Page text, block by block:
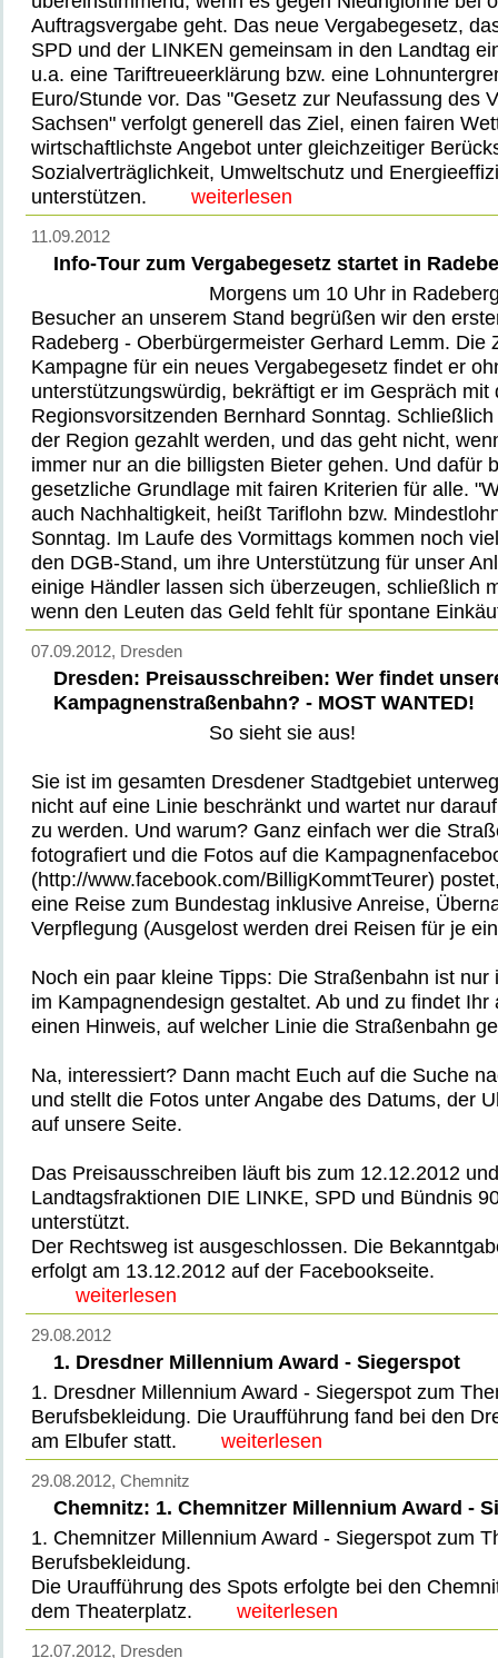
Auftragsvergabe geht. Das neue Vergabegesetz,
SPD und der LINKEN gemeinsam in den Landtag
u.a. eine Tariftreueerklärung bzw. eine
Euro/Stunde vor. Das "Gesetz zur Neufassung des
Sachsen" verfolgt generell das Ziel, einen fairen
wirtschaftlichste Angebot unter gleichzeitiger
Sozialverträglichkeit, Umweltschutz und
unterstützen.
weiterlesen
11.09.2012
Info-Tour zum Vergabegesetz startet in
Morgens um 10 Uhr in
Besucher an unserem Stand begrüßen wir den
Radeberg - Oberbürgermeister Gerhard Lemm. Die
Kampagne für ein neues Vergabegesetz findet er
unterstützungswürdig, bekräftigt er im Gespräch mit
Regionsvorsitzenden Bernhard Sonntag.
der Region gezahlt werden, und das geht nicht,
immer nur an die billigsten Bieter gehen. Und dafür
gesetzliche Grundlage mit fairen Kriterien für alle.
auch Nachhaltigkeit, heißt Tariflohn bzw.
Sonntag. Im Laufe des Vormittags kommen noch
den DGB-Stand, um ihre Unterstützung für unser
einige Händler lassen sich überzeugen, schließlich
wenn den Leuten das Geld fehlt für spontane
07.09.2012, Dresden
Dresden: Preisausschreiben: Wer findet
Kampagnenstraßenbahn? - MOST WANTED!
So sieht sie aus!
Sie ist im gesamten Dresdener Stadtgebiet
nicht auf eine Linie beschränkt und wartet nur
zu werden. Und warum? Ganz einfach wer die
fotografiert und die Fotos auf die
(http://www.facebook.com/BilligKommtTeurer)
eine Reise zum Bundestag inklusive Anreise,
Verpflegung (Ausgelost werden drei Reisen für je
Noch ein paar kleine Tipps: Die Straßenbahn ist nur
im Kampagnendesign gestaltet. Ab und zu findet
einen Hinweis, auf welcher Linie die Straßenbahn
Na, interessiert? Dann macht Euch auf die Suche
und stellt die Fotos unter Angabe des Datums, der
auf unsere Seite.
Das Preisausschreiben läuft bis zum 12.12.2012
Landtagsfraktionen DIE LINKE, SPD und Bündnis
unterstützt.
Der Rechtsweg ist ausgeschlossen. Die
erfolgt am 13.12.2012 auf der Facebookseite.
weiterlesen
29.08.2012
1. Dresdner Millennium Award - Siegerspot
1. Dresdner Millennium Award - Siegerspot zum
Berufsbekleidung. Die Uraufführung fand bei den
am Elbufer statt.
weiterlesen
29.08.2012, Chemnitz
Chemnitz: 1. Chemnitzer Millennium Award -
1. Chemnitzer Millennium Award - Siegerspot zum
Berufsbekleidung.
Die Uraufführung des Spots erfolgte bei den
dem Theaterplatz.
weiterlesen
12.07.2012, Dresden